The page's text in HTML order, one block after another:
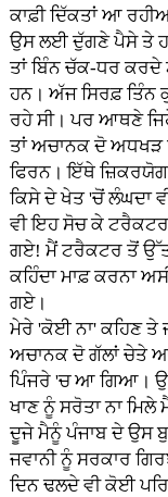
ਕਾਫ਼ੀ ਦਿੱਕਤਾਂ ਆ
ਉਸ ਲਈ ਦੁੱਗਣੇ ਪੈਸੇ ਤੇ
ਤਾਂ ਬਿੰਨ ਚੱਕ-ਧਰ ਕਰਦੇ
ਹਨ। ਅੱਜ ਸਿਰਫ਼ ਤਿੰਨ
ਰਹੇ ਸੀ। ਪਰ ਆਥਣੇ
ਤਾਂ ਅਚਾਨਕ ਦੋ ਅਧਖੜ
ਫਿਰਨ। ਇੱਥੇ
ਕਿਸੇ ਦੇ ਖੇਤ 'ਚੋਂ ਲੰਘਦਾ
ਵੀ ਇਹ ਸੋਚ ਕੇ
ਗਏ! ਮੈਂ ਟਰੈਕਟਰ ਤੋਂ
ਕਹਿੰਦਾ ਮਾਫ਼ ਕਰਨਾ
ਗਏ।
ਮੇਰੇ 'ਕੋਈ ਨਾ' ਕਹਿਣ
ਅਚਾਨਕ ਦੋ ਗੱਲਾਂ ਚੇਤੇ
ਪਿੰਜਰੇ 'ਚ ਆ ਗਿਆ।
ਖਾਣ ਨੂੰ ਸਰੋਤਾ ਨਾ ਮਿਲੇ
ਦੂਜੇ ਮੈਨੂੰ ਪੰਜਾਬ ਦੇ ਉਸ
ਜਵਾਨੀ ਨੂੰ ਸਰਕਾਰ
ਦਿਨ ਢਲਦੇ ਵੀ ਕੋਈ